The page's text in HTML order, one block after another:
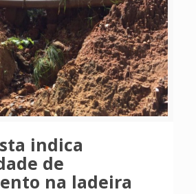
indica
de
na ladeira